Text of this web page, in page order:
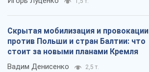
Скрытая мобилизация и провокации
против Польши и стран Балтии: что
стоит за новыми планами Кремля
Вадим Денисенко 2,5 т.